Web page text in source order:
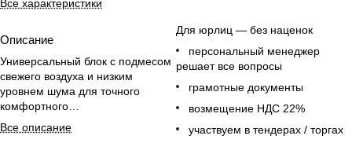
Все характеристики
Описание
Универсальный блок с подмесом
свежего воздуха и низким
уровнем шума для точного
комфортного
воздухораспределения в VRF-
системах
Все описание
Для юрлиц — без наценок
персональный менеджер
решает все вопросы
грамотные документы
возмещение НДС 22%
участвуем в тендерах / торгах